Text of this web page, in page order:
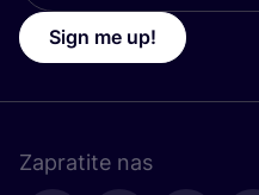
Sign me up!
Zapratite nas